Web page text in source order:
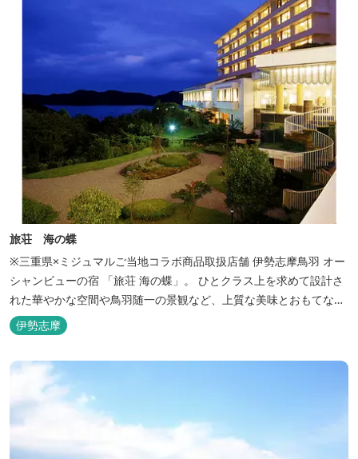
旅荘 海の蝶
※三重県×ミジュマルご当地コラボ商品取扱店舗 伊勢志摩鳥羽 オー
シャンビューの宿 「旅荘 海の蝶」。 ひとクラス上を求めて設計さ
れた華やかな空間や鳥羽随一の景観など、上質な美味とおもてなし
をお約束します。 海の蝶ならではのゆとりの休日をお過ごし下さい
ませ。
伊勢志摩